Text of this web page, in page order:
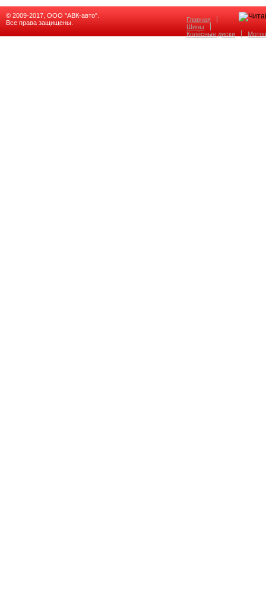
© 2009-2017, ООО "АВК-авто".
Все права защищены.
Главная
Шины
Колёсные диски